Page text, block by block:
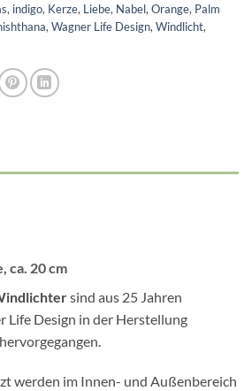
, indigo, Kerze, Liebe, Nabel, Orange, Palm
, Wagner Life Design, Windlicht,
ca. 20 cm
sind aus 25 Jahren
Life Design in der Herstellung
werden im Innen- und Außenbereich